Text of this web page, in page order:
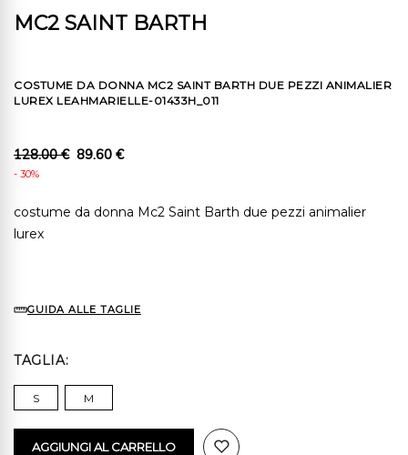
MC2 SAINT BARTH
COSTUME DA DONNA MC2 SAINT BARTH DUE PEZZI ANIMALIER
LUREX LEAHMARIELLE-01433H_011
128.00 € 89.60 €
- 30%
costume da donna Mc2 Saint Barth due pezzi animalier
lurex
GUIDA ALLE TAGLIE
TAGLIA
S M
AGGIUNGI AL CARRELLO